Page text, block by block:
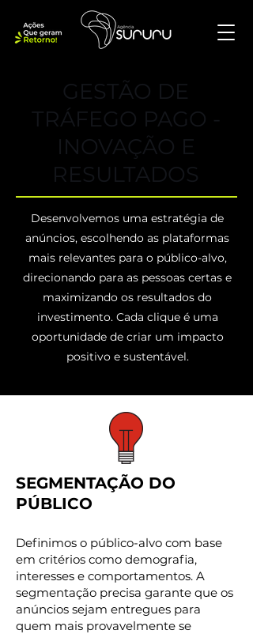
GESTÃO DE
TRÁFEGO PAGO -
INOVAÇÃO E
RESULTADOS
Desenvolvemos uma estratégia de
anúncios, escolhendo as plataformas
mais relevantes para o público-alvo,
direcionando para as pessoas certas e
maximizando os resultados do
investimento. Cada clique é uma
oportunidade de criar um impacto
positivo e sustentável.
SEGMENTAÇÃO DO
PÚBLICO
Definimos o público-alvo com base
em critérios como demografia,
interesses e comportamentos. A
segmentação precisa garante que os
anúncios sejam entregues para
quem mais provavelmente se